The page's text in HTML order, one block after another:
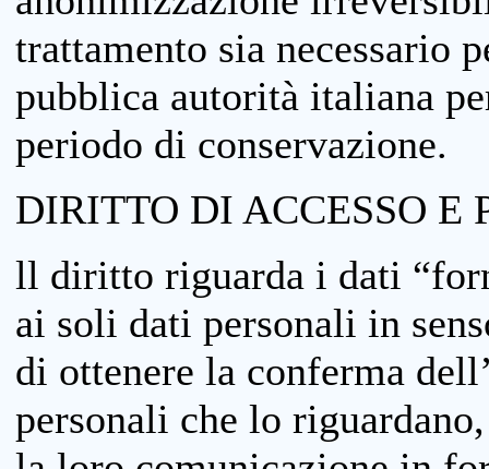
trattamento sia necessario
pubblica autorità italiana
periodo di conservazione.
DIRITTO DI ACCESSO
ll diritto riguarda i dati
ai soli dati personali in
di ottenere la conferma
personali che lo